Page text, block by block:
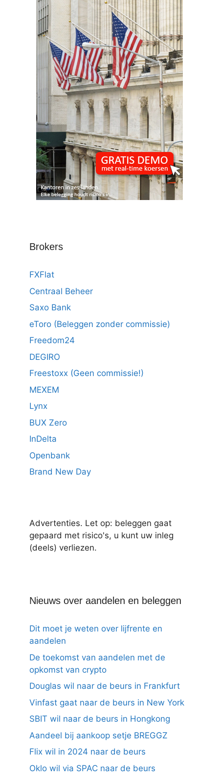
Brokers
FXFlat
Centraal Beheer
Saxo Bank
eToro (Beleggen zonder commissie)
Freedom24
DEGIRO
Freestoxx (Geen commissie!)
MEXEM
Lynx
BUX Zero
InDelta
Openbank
Brand New Day
Advertenties. Let op: beleggen gaat
gepaard met risico's, u kunt uw inleg
(deels) verliezen.
Nieuws over aandelen en beleggen
Dit moet je weten over lijfrente en
aandelen
De toekomst van aandelen met de
opkomst van crypto
Douglas wil naar de beurs in Frankfurt
Vinfast gaat naar de beurs in New York
SBIT wil naar de beurs in Hongkong
Aandeel bij aankoop setje BREGGZ
Flix wil in 2024 naar de beurs
Oklo wil via SPAC naar de beurs